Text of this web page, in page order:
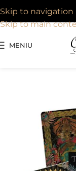
Skip to navigation
Skip to main
MENIU